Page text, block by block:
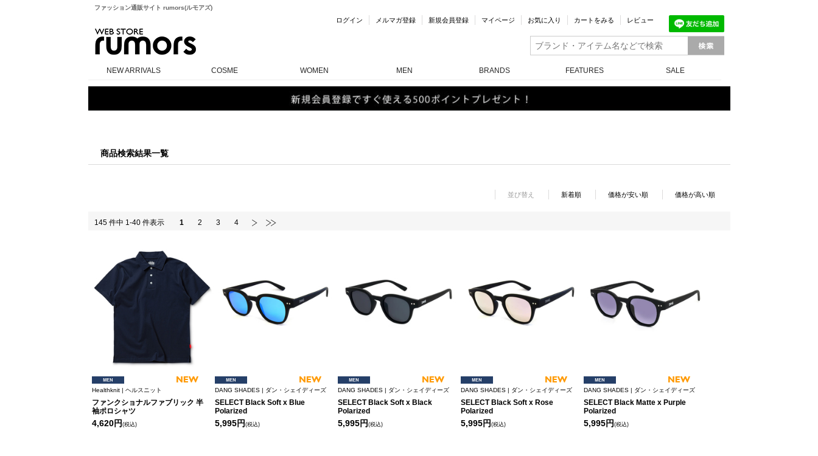
ファッション通販サイト rumors(ルモアズ)
ログイン メルマガ登録 新規会員登録 マイページ お気に入り カートをみる レビュー
NEW ARRIVALS COSME WOMEN MEN BRANDS FEATURES SALE
商品検索結果一覧
並び替え 新着順 価格が安い順 価格が高い順
145 件中 1-40 件表示 1 2 3 4
Healthknit | ヘルスニット
ファンクショナルファブリック 半
袖ポロシャツ
4,620円 (税込)
DANG SHADES | ダン・シェイディーズ
SELECT Black Soft x Blue
Polarized
5,995円 (税込)
DANG SHADES | ダン・シェイディーズ
SELECT Black Soft x Black
Polarized
5,995円 (税込)
DANG SHADES | ダン・シェイディーズ
SELECT Black Soft x Rose
Polarized
5,995円 (税込)
DANG SHADES | ダン・シェイディーズ
SELECT Black Matte x Purple
Polarized
5,995円 (税込)